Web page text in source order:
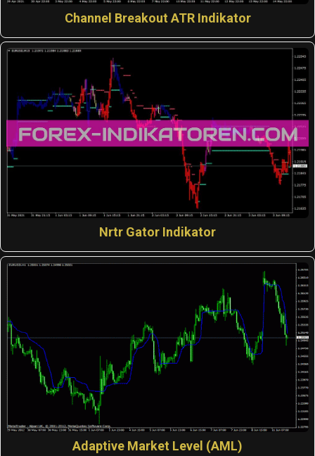
Channel Breakout ATR Indikator
Nrtr Gator Indikator
Adaptive Market Level (AML)